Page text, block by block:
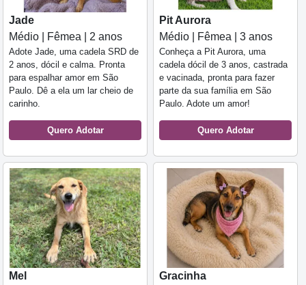
Jade
Médio | Fêmea | 2 anos
Adote Jade, uma cadela SRD de
2 anos, dócil e calma. Pronta
para espalhar amor em São
Paulo. Dê a ela um lar cheio de
carinho.
Quero Adotar
Pit Aurora
Médio | Fêmea | 3 anos
Conheça a Pit Aurora, uma
cadela dócil de 3 anos, castrada
e vacinada, pronta para fazer
parte da sua família em São
Paulo. Adote um amor!
Quero Adotar
Mel
Gracinha